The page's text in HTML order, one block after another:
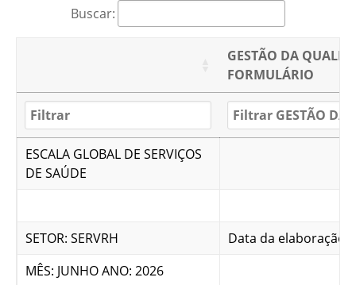
Buscar:
GESTÃO DA
FORMULÁRIO
ESCALA GLOBAL DE SERVIÇOS
DE SAÚDE
SETOR: SERVRH
Data da elaboração:
MÊS: JUNHO ANO: 2026